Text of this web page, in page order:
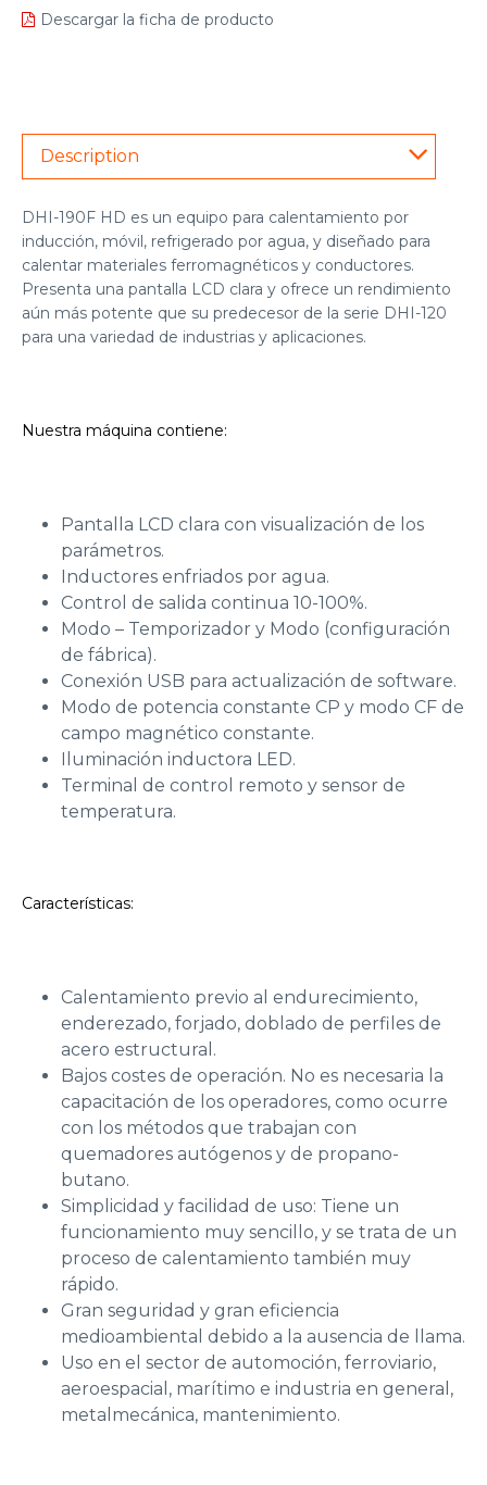
Descargar la ficha de producto
Description
DHI-190F HD es un equipo para calentamiento por
inducción, móvil, refrigerado por agua, y diseñado para
calentar materiales ferromagnéticos y conductores.
Presenta una pantalla LCD clara y ofrece un rendimiento
aún más potente que su predecesor de la serie DHI-120
para una variedad de industrias y aplicaciones.
Nuestra máquina contiene:
Pantalla LCD clara con visualización de los
parámetros.
Inductores enfriados por agua.
Control de salida continua 10-100%.
Modo – Temporizador y Modo (configuración
de fábrica).
Conexión USB para actualización de software.
Modo de potencia constante CP y modo CF de
campo magnético constante.
Iluminación inductora LED.
Terminal de control remoto y sensor de
temperatura.
Características:
Calentamiento previo al endurecimiento,
enderezado, forjado, doblado de perfiles de
acero estructural.
Bajos costes de operación. No es necesaria la
capacitación de los operadores, como ocurre
con los métodos que trabajan con
quemadores autógenos y de propano-
butano.
Simplicidad y facilidad de uso: Tiene un
funcionamiento muy sencillo, y se trata de un
proceso de calentamiento también muy
rápido.
Gran seguridad y gran eficiencia
medioambiental debido a la ausencia de llama.
Uso en el sector de automoción, ferroviario,
aeroespacial, marítimo e industria en general,
metalmecánica, mantenimiento.